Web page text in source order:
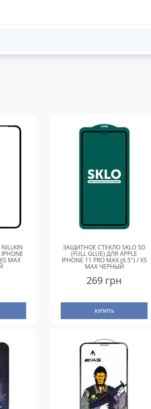
MAX
ЗАЩИТНОЕ СТЕКЛО SKLO 5D
(FULL GLUE) ДЛЯ APPLE
IPHONE 11 PRO MAX (6.5") / XS
MAX ЧЕРНЫЙ
269 грн
КУПИТЬ